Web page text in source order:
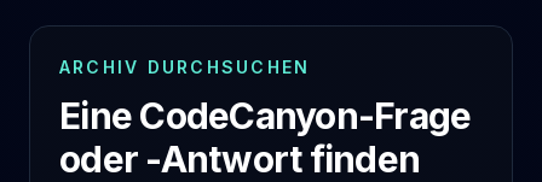
ARCHIV DURCHSUCHEN
Eine CodeCanyon-Frage
oder -Antwort finden